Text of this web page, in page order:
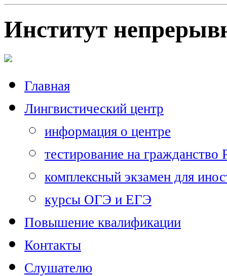
Институт
Главная
Лингвистический центр
информация о центре
тестирование на гражданство
комплексный экзамен для
курсы ОГЭ и ЕГЭ
Повышение квалификации
Контакты
Слушателю